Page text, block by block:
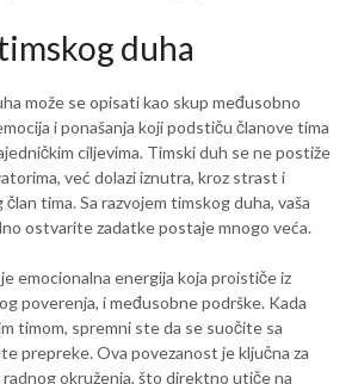
duha
može se opisati kao skup međusobno
i ponašanja koji podstiču članove tima
ciljevima. Timski duh se ne postiže
već dolazi iznutra, kroz strast i
tima. Sa razvojem timskog duha, vaša
ostvarite zadatke postaje mnogo veća.
emocionalna energija koja proističe iz
poverenja, i međusobne podrške. Kada
timom, spremni ste da se suočite sa
prepreke. Ova povezanost je ključna za
okruženja, što direktno utiče na